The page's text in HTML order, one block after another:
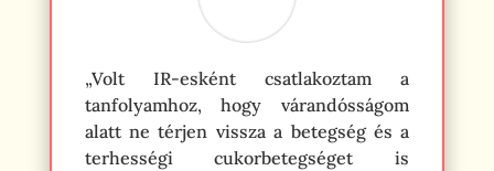
„Volt IR-esként csatlakoztam a
tanfolyamhoz, hogy várandósságom
alatt ne térjen vissza a betegség és a
terhességi cukorbetegséget is